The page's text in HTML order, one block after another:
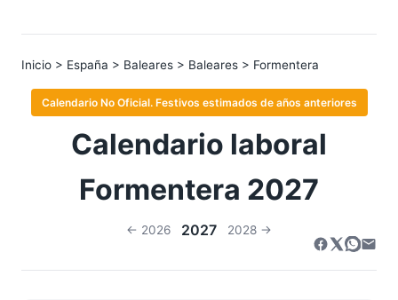
Inicio > España > Baleares > Baleares > Formentera
Calendario No Oficial. Festivos estimados de años anteriores
Calendario laboral
Formentera 2027
← 2026 2027 2028 →